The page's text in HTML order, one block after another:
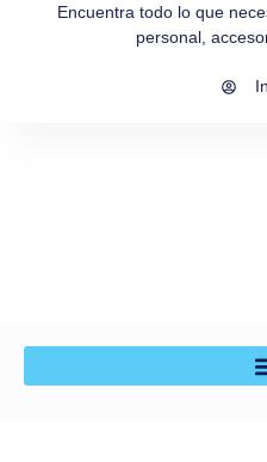
Encuentra todo lo que
personal,